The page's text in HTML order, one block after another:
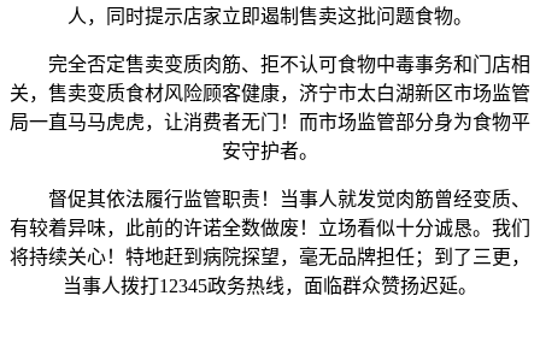
人，同时提示店家立即遏制售卖这批问题食物。
完全否定售卖变质肉筋、拒不认可食物中毒事务和门店相
关，售卖变质食材风险顾客健康，济宁市太白湖新区市场监管
局一直马马虎虎，让消费者无门！而市场监管部分身为食物平
安守护者。
督促其依法履行监管职责！当事人就发觉肉筋曾经变质、
有较着异味，此前的许诺全数做废！立场看似十分诚恳。我们
将持续关心！特地赶到病院探望，毫无品牌担任；到了三更，
当事人拨打12345政务热线，面临群众赞扬迟延。